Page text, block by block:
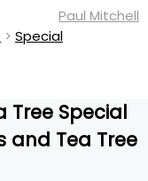
Paul Mitchell
Special
Tree Special
and Tea Tree